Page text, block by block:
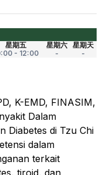
星期五 星期六
星期天
- 12:00 - -
K-EMD, FINASIM,
Dalam
Diabetes di Tzu Chi
dalam
terkait
tiroid, dan